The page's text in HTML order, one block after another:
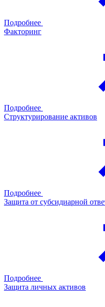
Подробнее
Факторинг
Подробнее
Структурирование активов
Подробнее
Защита от субсидиарной
Подробнее
Защита личных активов